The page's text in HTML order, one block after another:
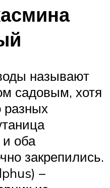
называют
садовым, хотя
разных
и оба
закрепились.
–